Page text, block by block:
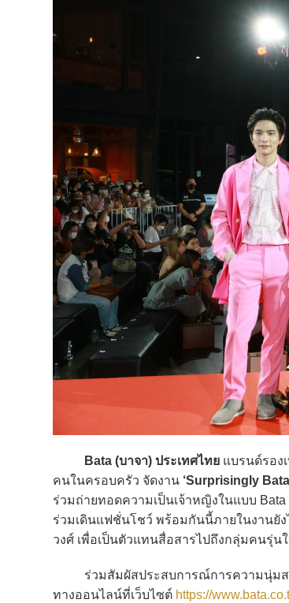
Bata (บาจา) ประเทศไทย แบรนด์รอง
คนในครอบครัว จัดงาน ‘Surprisingly
ร่วมถ่ายทอดความเป็นเจ้าหญิงในแบบ
ร่วมเดินแฟชั่นโชว์ พร้อมกันนี้ภายในงานยั
วงศ์ เพื่อเป็นตัวแทนสื่อสารไปถึงกลุ่มคนรุ่
ร่วมสัมผัสประสบการณ์การความนุ่มสบา
ทางออนไลน์ที่เว็บไซต์ https://